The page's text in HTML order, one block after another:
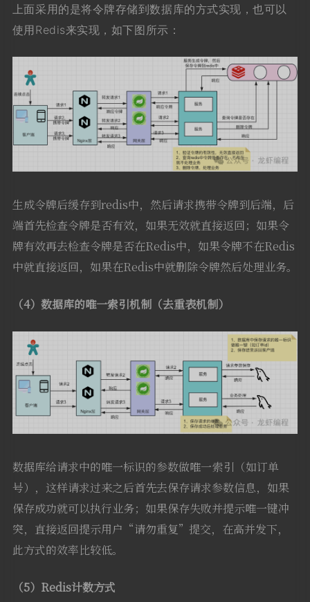
上面采用的是将令牌存储到数据库的方式实现，也可以
使用Redis来实现，如下图所示：
生成令牌后缓存到redis中，然后请求携带令牌到后端，后
端首先检查令牌是否有效，如果无效就直接返回；如果令
牌有效再去检查令牌是否在Redis中，如果令牌不在Redis
中就直接返回，如果在Redis中就删除令牌然后处理业务。
（4）数据库的唯一索引机制（去重表机制）
数据库给请求中的唯一标识的参数做唯一索引（如订单
号），这样请求过来之后首先去保存请求参数信息，如果
保存成功就可以执行业务；如果保存失败并提示唯一键冲
突，直接返回提示用户“请勿重复”提交，在高并发下，
此方式的效率比较低。
（5）Redis计数方式